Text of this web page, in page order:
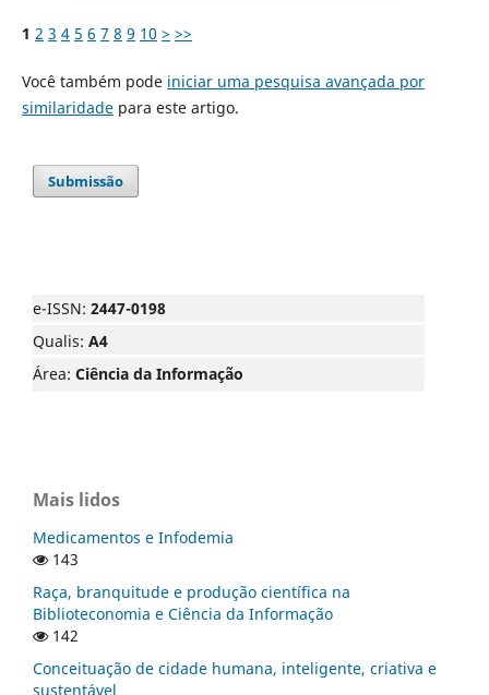
1 2 3 4 5 6 7 8 9 10 > >>
Você também pode iniciar uma pesquisa avançada por
similaridadepara este artigo.
Submissão
e-ISSN: 2447-0198
Qualis: A4
Área: Ciência da Informação
Mais lidos
Medicamentos e Infodemia
143
Raça, branquitude e produção científica na
Biblioteconomia e Ciência da Informação
142
Conceituação de cidade humana, inteligente, criativa e
sustentável